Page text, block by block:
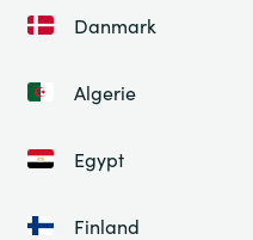
Danmark
Algerie
Egypt
Finland